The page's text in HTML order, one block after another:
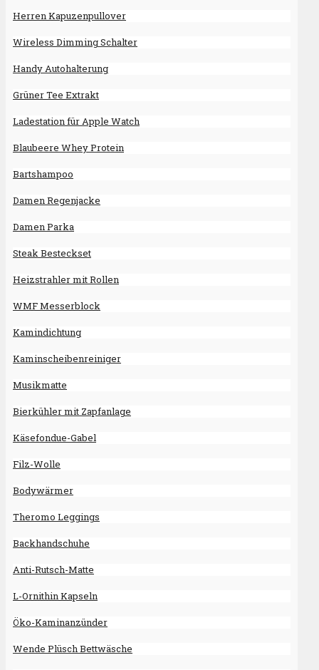
Herren Kapuzenpullover
Wireless Dimming Schalter
Handy Autohalterung
Grüner Tee Extrakt
Ladestation für Apple Watch
Blaubeere Whey Protein
Bartshampoo
Damen Regenjacke
Damen Parka
Steak Besteckset
Heizstrahler mit Rollen
WMF Messerblock
Kamindichtung
Kaminscheibenreiniger
Musikmatte
Bierkühler mit Zapfanlage
Käsefondue-Gabel
Filz-Wolle
Bodywärmer
Theromo Leggings
Backhandschuhe
Anti-Rutsch-Matte
L-Ornithin Kapseln
Öko-Kaminanzünder
Wende Plüsch Bettwäsche